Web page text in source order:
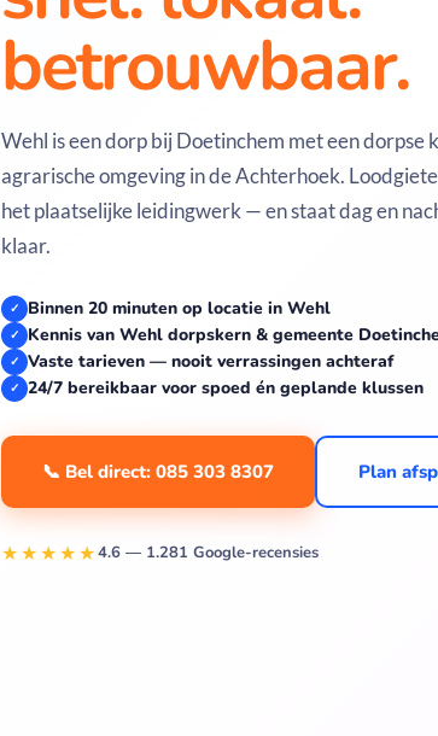
betrouwbaar.
Wehl is een dorp bij Doetinchem met een dorpse
agrarische omgeving in de Achterhoek.
het plaatselijke leidingwerk — en staat dag en
klaar.
✓ Binnen 20 minuten op locatie in Wehl
✓ Kennis van Wehl dorpskern & gemeente
✓ Vaste tarieven — nooit verrassingen achteraf
✓ 24/7 bereikbaar voor spoed én geplande klussen
📞 Bel direct: 085 303 8307 Plan
★★★★★4.6 — 1.281 Google-recensies